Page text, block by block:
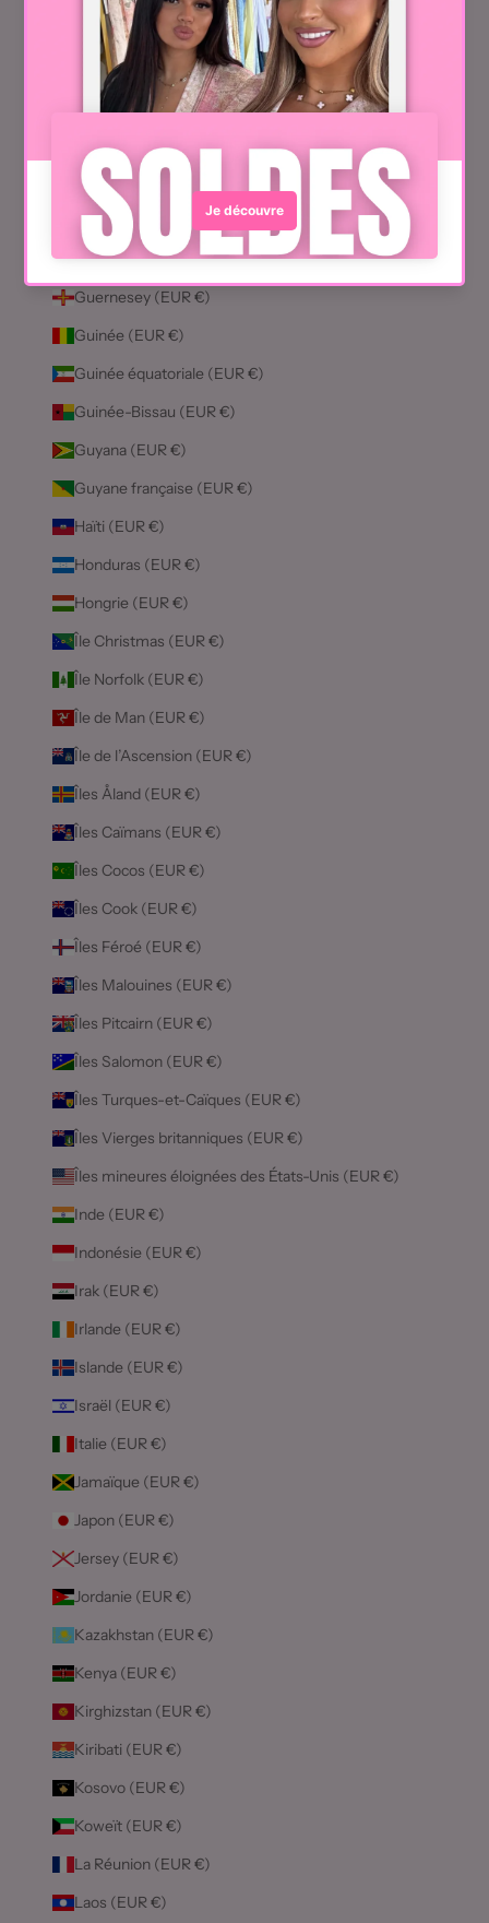
Ghana (EUR €)
Gibraltar (EUR €)
Grèce (EUR €)
Grenade (EUR €)
Groenland (EUR €)
Guadeloupe (EUR €)
Guatemala (EUR €)
Guernesey (EUR €)
Guinée (EUR €)
Guinée équatoriale (EUR €)
Guinée-Bissau (EUR €)
Guyana (EUR €)
Guyane française (EUR €)
Haïti (EUR €)
Honduras (EUR €)
Hongrie (EUR €)
Île Christmas (EUR €)
Île Norfolk (EUR €)
Île de Man (EUR €)
Île de l’Ascension (EUR €)
Îles Åland (EUR €)
Îles Caïmans (EUR €)
Îles Cocos (EUR €)
Îles Cook (EUR €)
Îles Féroé (EUR €)
Îles Malouines (EUR €)
Îles Pitcairn (EUR €)
Îles Salomon (EUR €)
Îles Turques-et-Caïques (EUR €)
Îles Vierges britanniques (EUR €)
Îles mineures éloignées des États-Unis (EUR €)
Inde (EUR €)
Indonésie (EUR €)
Irak (EUR €)
Irlande (EUR €)
Islande (EUR €)
Israël (EUR €)
Italie (EUR €)
Jamaïque (EUR €)
Japon (EUR €)
Jersey (EUR €)
Jordanie (EUR €)
Kazakhstan (EUR €)
Kenya (EUR €)
Kirghizstan (EUR €)
Kiribati (EUR €)
Kosovo (EUR €)
Koweït (EUR €)
La Réunion (EUR €)
Laos (EUR €)